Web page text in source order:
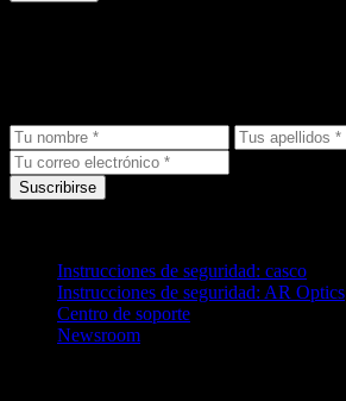
Suscribirse
Instrucciones de seguridad: casco
Instrucciones de seguridad: AR Optics
Centro de soporte
Newsroom